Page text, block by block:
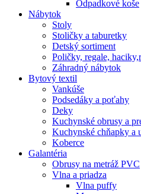
Odpadkové koše
Nábytok
Stoly
Stoličky a taburetky
Detský sortiment
Poličky, regale,
Záhradný nábytok
Bytový textil
Vankúše
Podsedáky a poťahy
Deky
Kuchynské obrusy a
Kuchynské chňapky a
Koberce
Galantéria
Obrusy na metráž PVC
Vlna a priadza
Vlna puffy